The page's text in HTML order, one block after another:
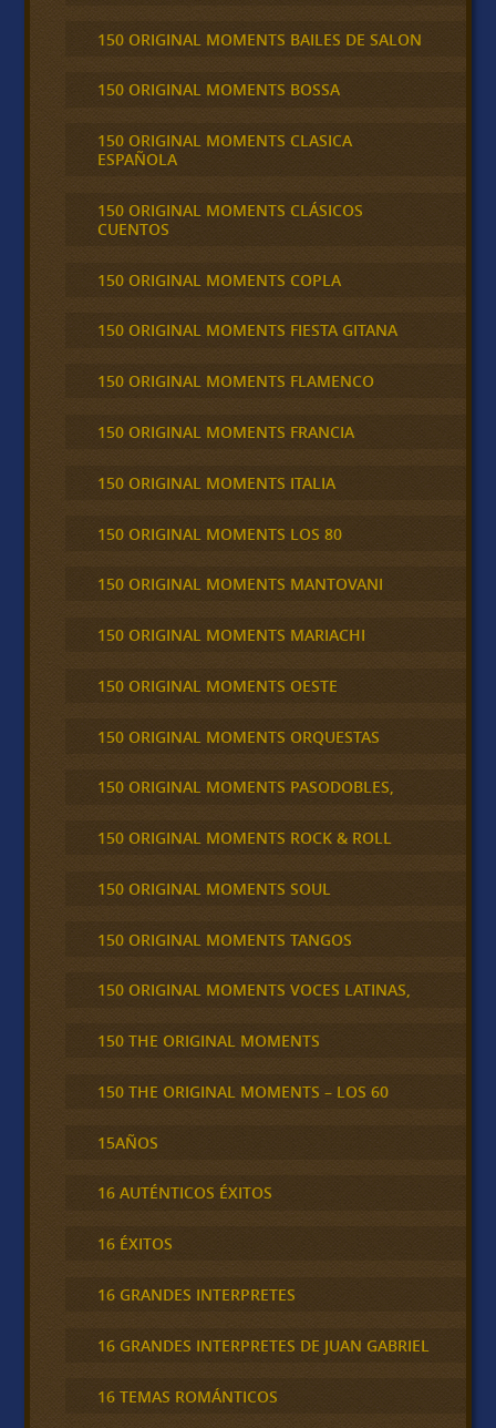
150 ORIGINAL MOMENTS BAILES DE SALON
150 ORIGINAL MOMENTS BOSSA
150 ORIGINAL MOMENTS CLASICA
ESPAÑOLA
150 ORIGINAL MOMENTS CLÁSICOS
CUENTOS
150 ORIGINAL MOMENTS COPLA
150 ORIGINAL MOMENTS FIESTA GITANA
150 ORIGINAL MOMENTS FLAMENCO
150 ORIGINAL MOMENTS FRANCIA
150 ORIGINAL MOMENTS ITALIA
150 ORIGINAL MOMENTS LOS 80
150 ORIGINAL MOMENTS MANTOVANI
150 ORIGINAL MOMENTS MARIACHI
150 ORIGINAL MOMENTS OESTE
150 ORIGINAL MOMENTS ORQUESTAS
150 ORIGINAL MOMENTS PASODOBLES,
150 ORIGINAL MOMENTS ROCK & ROLL
150 ORIGINAL MOMENTS SOUL
150 ORIGINAL MOMENTS TANGOS
150 ORIGINAL MOMENTS VOCES LATINAS,
150 THE ORIGINAL MOMENTS
150 THE ORIGINAL MOMENTS – LOS 60
15AÑOS
16 AUTÉNTICOS ÉXITOS
16 ÉXITOS
16 GRANDES INTERPRETES
16 GRANDES INTERPRETES DE JUAN GABRIEL
16 TEMAS ROMÁNTICOS